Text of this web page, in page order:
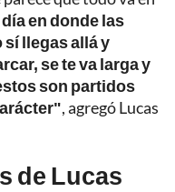
en donde las
sí llegas allá y
se te va larga y
son partidos
, agregó Lucas
de Lucas